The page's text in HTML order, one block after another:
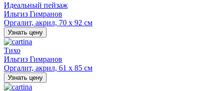
Идеальный пейзаж
Ильгиз Гимранов
Оргалит, акрил, 70 х 92 см
Узнать цену
Тихо
Ильгиз Гимранов
Оргалит, акрил, 61 х 85 см
Узнать цену